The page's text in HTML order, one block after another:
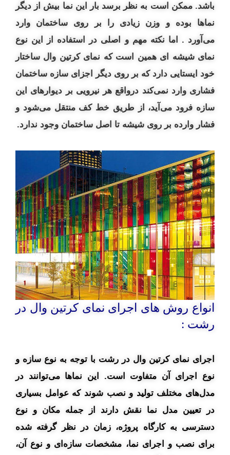
باشد.ممکن است به نظر برسد بار این نما بیش از دیگر
نماها بوده و وزن زیادی را بر روی ساختمان وارد
می‌آورد . اما نکته مهم و اصلی در استفاده از این نوع
نمای شیشه‌ ای همین است که نمای کرتین وال ساختار
خود ایستایی دارد که بر روی دیگر اجزای سازه ساختمان
فشاری وارد نمی‌کند درواقع هر نیرویی بر دیوارهای این
سازه فرود می‌آید، از طریق خط کف منتقل می‌شود و
فشار وارده بر روی شیشه تا اصل ساختمان وجود ندارد.
انواع روش های اجرای نمای کرتین وال در
رشت :
اجرای نمای کرتین وال در رشت با توجه به نوع سازه و
نوع اجرای آن متفاوت است. این نماها می‌توانند در
مدل‌های مختلف تولید و نصب شوند که عوامل بسیاری
در تعیین مدل نما نقش دارند از جمله مکان و نوع
دسترسی به کارگاه پروژه، زمان در نظر گرفته شده
برای نصب و اجرای نما، مشخصات سازه‌ای و نوع آن،